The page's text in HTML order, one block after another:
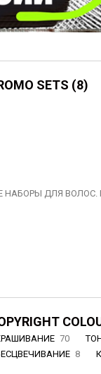
SETS (8)
НАБОРЫ ДЛЯ ВОЛОС.
70
8